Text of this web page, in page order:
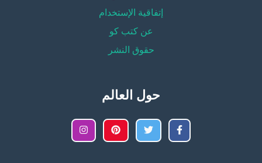
إتفاقية الإستخدام
عن كتب كو
حقوق النشر
حول العالم